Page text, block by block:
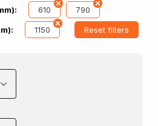
610 790
1150 Reset filters